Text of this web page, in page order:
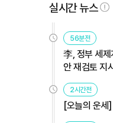
실시간 뉴스
56분전
李, 정부 세제
안 재검토 지시
2시간전
[오늘의 운